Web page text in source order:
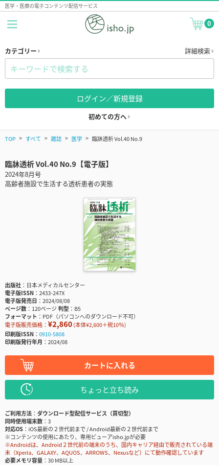
医学・医療の電子コンテンツ配信サービス
0
カテゴリー 詳細検索
ログイン／新規登録
初めての方へ
TOP すべて 雑誌 医学 臨牀透析 Vol.40 No.9
臨牀透析 Vol.40 No.9【電子版】
2024年8月号
高齢者施設で生活する透析患者の実態
出版社
日本メディカルセンター
電子版ISSN
2433-247X
電子版発売日
2024/08/08
ページ数
120ページ判型
B5
フォーマット
PDF（パソコンへのダウンロード不可）
電子版販売価格： ¥2,860(本体¥2,600＋税10％)
印刷版ISSN
0910-5808
印刷版発行年月
2024/08
カートに入れる
ちょっと立ち読み
ご利用方法
ダウンロード型配信サービス（買切型）
同時使用端末数
3
対応OS
iOS最新の２世代前まで / Android最新の２世代前まで
※コンテンツの使用にあたり、専用ビューアisho.jpが必要
※Androidは、Android２世代前の端末のうち、国内キャリア経由で販売されている端
末（Xperia、GALAXY、AQUOS、ARROWS、Nexusなど）にて動作確認しています
必要メモリ容量
30 MB以上